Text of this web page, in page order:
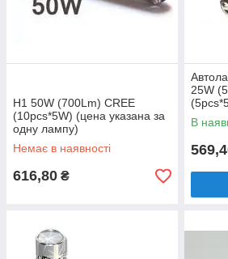
H1 50W (700Lm) CREE
(10pcs*5W) (цена указана за
одну лампу)
Немає в наявності
616,80 ₴
25W
одну
В